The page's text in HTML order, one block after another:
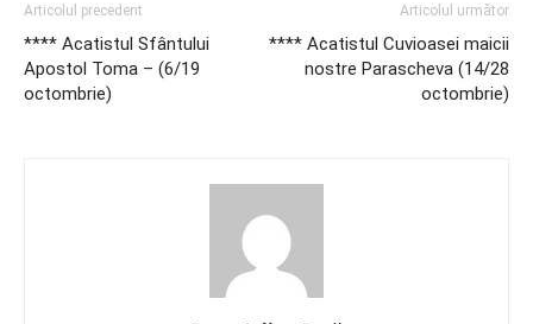
Articolul precedent
**** Acatistul Sfântului
Apostol Toma – (6/19
octombrie)
Articolul următor
**** Acatistul Cuvioasei maicii
nostre Parascheva (14/28
octombrie)